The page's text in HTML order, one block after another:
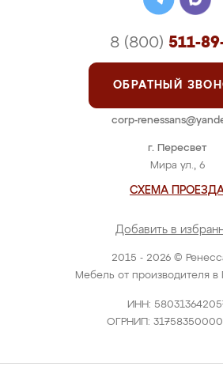
2015 - 2026 ©
Мебель от производителя в
ИНН:
ОГРНИП:
г. Пересвет
Мира ул., 6
СХЕМА
Добавить в
8 (800) 511-
ОБРАТНЫЙ
corp-